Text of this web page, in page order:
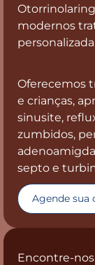
modernos
Oferecemos
e crianças,
sinusite,
zumbidos,
septo e
Agende sua
Encontre-nos